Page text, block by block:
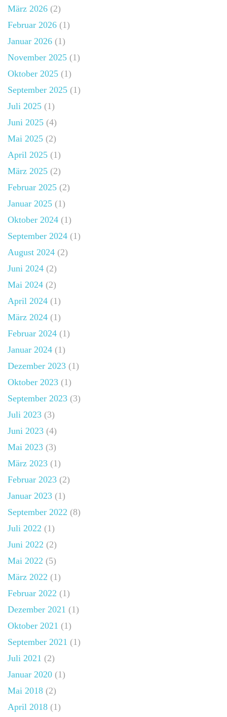
März 2026 (2)
Februar 2026 (1)
Januar 2026 (1)
November 2025 (1)
Oktober 2025 (1)
September 2025 (1)
Juli 2025 (1)
Juni 2025 (4)
Mai 2025 (2)
April 2025 (1)
März 2025 (2)
Februar 2025 (2)
Januar 2025 (1)
Oktober 2024 (1)
September 2024 (1)
August 2024 (2)
Juni 2024 (2)
Mai 2024 (2)
April 2024 (1)
März 2024 (1)
Februar 2024 (1)
Januar 2024 (1)
Dezember 2023 (1)
Oktober 2023 (1)
September 2023 (3)
Juli 2023 (3)
Juni 2023 (4)
Mai 2023 (3)
März 2023 (1)
Februar 2023 (2)
Januar 2023 (1)
September 2022 (8)
Juli 2022 (1)
Juni 2022 (2)
Mai 2022 (5)
März 2022 (1)
Februar 2022 (1)
Dezember 2021 (1)
Oktober 2021 (1)
September 2021 (1)
Juli 2021 (2)
Januar 2020 (1)
Mai 2018 (2)
April 2018 (1)